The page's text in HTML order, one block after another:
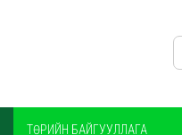
ТӨРИЙН БАЙГУУЛЛАГА